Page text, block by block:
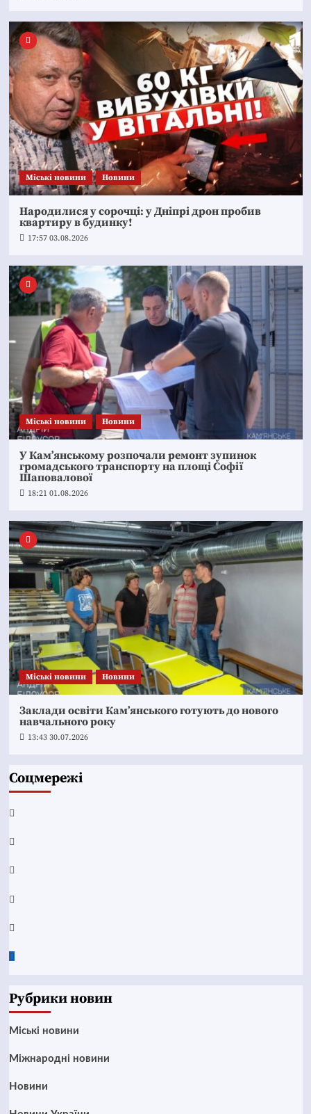
Mіські новини Новини
Народилися у сорочці: у Дніпрі дрон пробив
квартиру в будинку!
17:57 03.08.2026
Mіські новини Новини
У Кам’янському розпочали ремонт зупинок
громадського транспорту на площі Софії
Шаповалової
18:21 01.08.2026
Mіські новини Новини
Заклади освіти Кам’янського готують до нового
навчального року
13:43 30.07.2026
Соцмережі
Facebook
YouTube
Telegram
Instagram
Twitter
Google
Рубрики новин
Mіські новини
Міжнародні новини
Новини